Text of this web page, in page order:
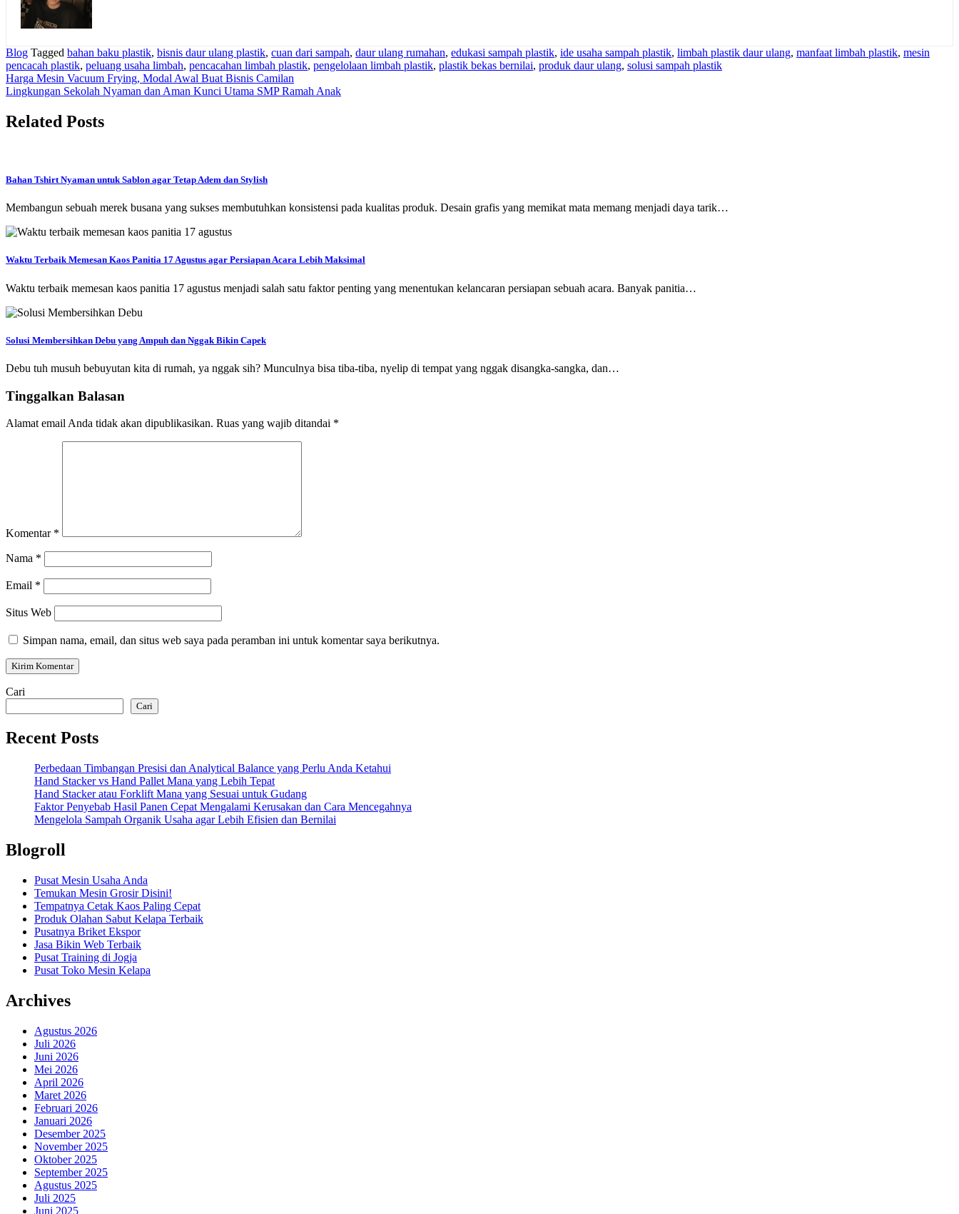
Blog Tagged bahan baku plastik, bisnis daur ulang plastik, cuan dari sampah, daur ulang rumahan, edukasi sampah plastik, ide usaha sampah plastik, limbah plastik daur ulang, manfaat limbah plastik, mesin
pencacah plastik, peluang usaha limbah, pencacahan limbah plastik, pengelolaan limbah plastik, plastik bekas bernilai, produk daur ulang, solusi sampah plastik
Navigasi
pos
Harga Mesin Vacuum Frying, Modal Awal Buat Bisnis Camilan
Lingkungan Sekolah Nyaman dan Aman Kunci Utama SMP Ramah Anak
Related Posts
Bahan Tshirt Nyaman untuk Sablon agar Tetap Adem dan Stylish
Membangun sebuah merek busana yang sukses membutuhkan konsistensi pada kualitas produk. Desain grafis yang memikat mata memang menjadi daya tarik…
Waktu Terbaik Memesan Kaos Panitia 17 Agustus agar Persiapan Acara Lebih Maksimal
Waktu terbaik memesan kaos panitia 17 agustus menjadi salah satu faktor penting yang menentukan kelancaran persiapan sebuah acara. Banyak panitia…
Solusi Membersihkan Debu yang Ampuh dan Nggak Bikin Capek
Debu tuh musuh bebuyutan kita di rumah, ya nggak sih? Munculnya bisa tiba-tiba, nyelip di tempat yang nggak disangka-sangka, dan…
Tinggalkan Balasan
Alamat email Anda tidak akan dipublikasikan. Ruas yang wajib ditandai *
Komentar *
Nama *
Email *
Situs Web
Simpan nama, email, dan situs web saya pada peramban ini untuk komentar saya berikutnya.
Cari
Cari
Recent Posts
Perbedaan Timbangan Presisi dan Analytical Balance yang Perlu Anda Ketahui
Hand Stacker vs Hand Pallet Mana yang Lebih Tepat
Hand Stacker atau Forklift Mana yang Sesuai untuk Gudang
Faktor Penyebab Hasil Panen Cepat Mengalami Kerusakan dan Cara Mencegahnya
Mengelola Sampah Organik Usaha agar Lebih Efisien dan Bernilai
Blogroll
Pusat Mesin Usaha Anda
Temukan Mesin Grosir Disini!
Tempatnya Cetak Kaos Paling Cepat
Produk Olahan Sabut Kelapa Terbaik
Pusatnya Briket Ekspor
Jasa Bikin Web Terbaik
Pusat Training di Jogja
Pusat Toko Mesin Kelapa
Archives
Agustus 2026
Juli 2026
Juni 2026
Mei 2026
April 2026
Maret 2026
Februari 2026
Januari 2026
Desember 2025
November 2025
Oktober 2025
September 2025
Agustus 2025
Juli 2025
Juni 2025